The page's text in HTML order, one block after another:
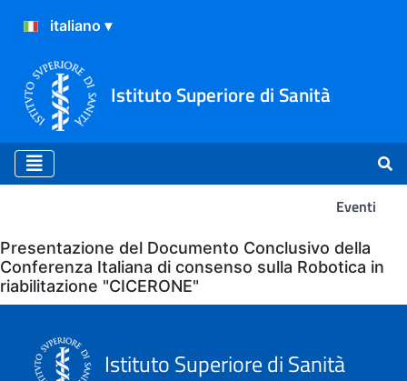
Istituto Superiore di Sanità
Eventi
Eventi
Presentazione del Documento Conclusivo della
Conferenza Italiana di consenso sulla Robotica in
riabilitazione "CICERONE"
Istituto Superiore di Sanità